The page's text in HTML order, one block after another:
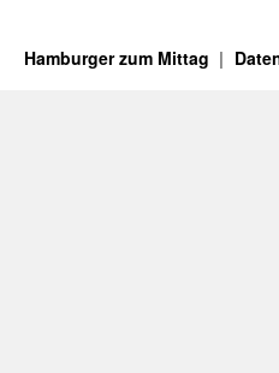
Hamburger zum Mittag